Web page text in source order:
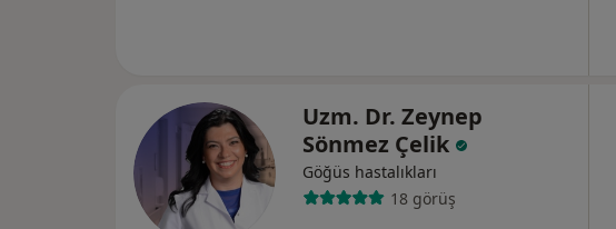
Uzm. Dr. Zeynep
Sönmez Çelik
Göğüs hastalıkları
18 görüş